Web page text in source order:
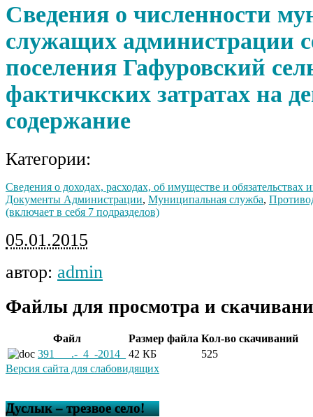
Сведения о численности
служащих администрации
поселения Гафуровский
фактичкских затратах на
содержание
Категории:
Сведения о доходах, расходах, об имуществе и обязательствах
Документы Администрации, Муниципальная служба,
(включает в себя 7 подразделов)
05.01.2015
автор: admin
Файлы для просмотра и
Файл Размер файла Кол-во скачиваний
391___.-_4_-2014_
42 КБ
525
Версия сайта для слабовидящих
Дуслык – трезвое село!